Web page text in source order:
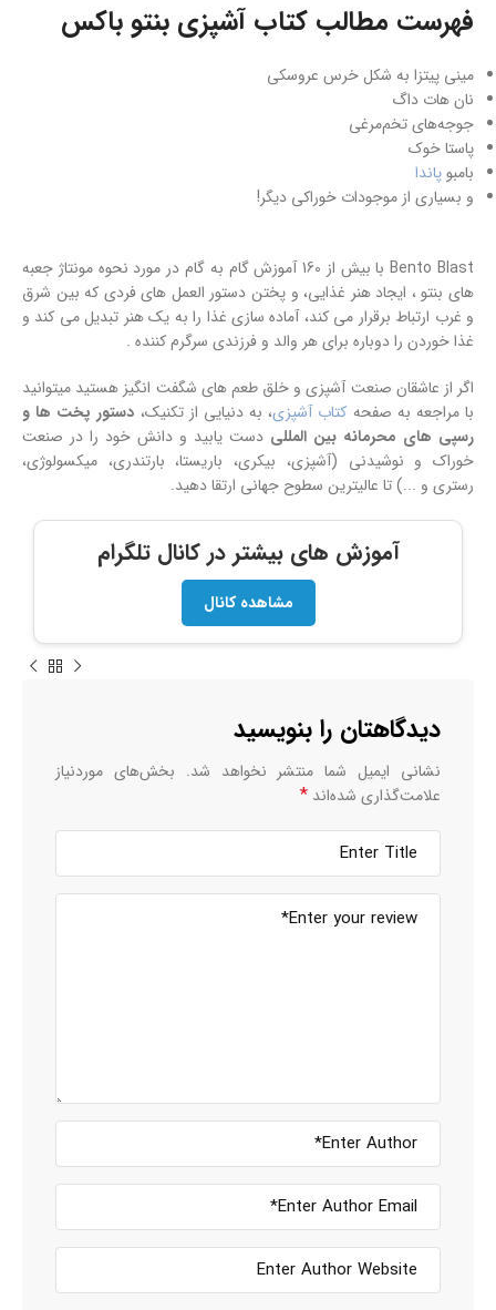
فهرست مطالب کتاب آشپزی بنتو باکس
مینی پیتزا به شکل خرس عروسکی
نان هات داگ
جوجه‌های تخم‌مرغی
پاستا خوک
بامبوپاندا
و بسیاری از موجودات خوراکی دیگر!
Bento Blast با بیش از 160 آموزش گام به گام در مورد نحوه مونتاژ جعبه
های بنتو ، ایجاد هنر غذایی، و پختن دستور العمل های فردی که بین شرق
و غرب ارتباط برقرار می کند، آماده سازی غذا را به یک هنر تبدیل می کند و
غذا خوردن را دوباره برای هر والد و فرزندی سرگرم کننده .
اگر از عاشقان صنعت آشپزی و خلق طعم های شگفت انگیز هستید میتوانید
با مراجعه به صفحه کتاب آشپزی، به دنیایی از تکنیک، دستور پخت ها و
رسپی های محرمانه بین المللی دست یابید و دانش خود را در صنعت
خوراک و نوشیدنی (آشپزی، بیکری، باریستا، بارتندری، میکسولوژی،
رستری و ...) تا عالیترین سطوح جهانی ارتقا دهید.
آموزش های بیشتر در کانال تلگرام
مشاهده کانال
دیدگاهتان را بنویسید
نشانی ایمیل شما منتشر نخواهد شد. بخش‌های موردنیاز
علامت‌گذاری شده‌اند *